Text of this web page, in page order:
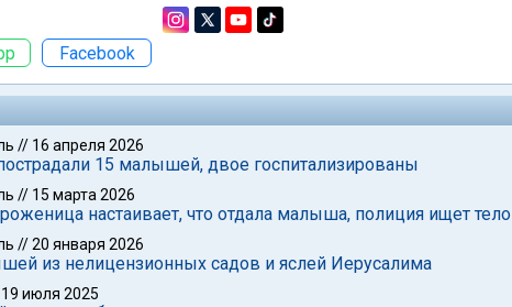
Facebook
// 16 апреля 2026
15 малышей, двое госпитализированы
// 15 марта 2026
настаивает, что отдала малыша, полиция ищет тело
//20 января 2026
из нелицензионных садов и яслей Иерусалима
19 июля 2025